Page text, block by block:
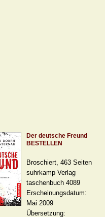
Der deutsche Freund
BESTELLEN
Broschiert, 463 Seiten
suhrkamp Verlag
taschenbuch 4089
Erscheinungsdatum:
Mai 2009
Übersetzung: